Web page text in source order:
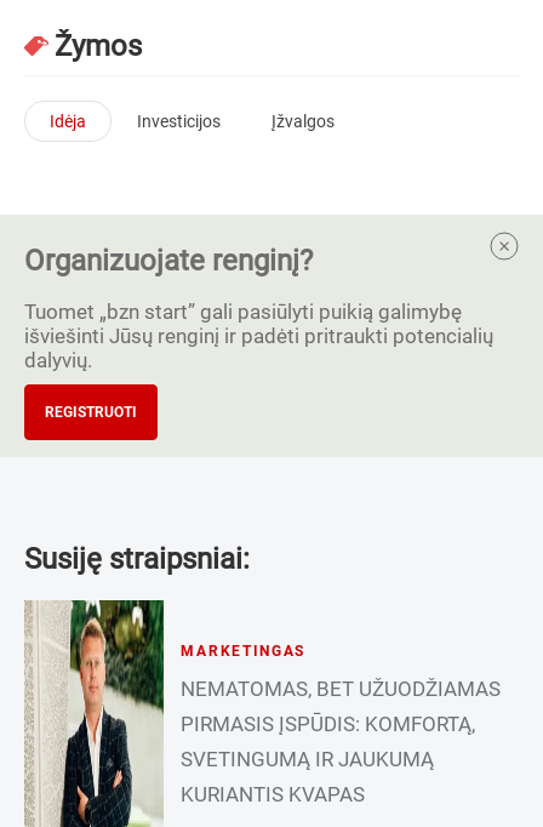
Žymos
Idėja Investicijos Įžvalgos
Organizuojate renginį?
Tuomet „bzn start” gali pasiūlyti puikią galimybę
išviešinti Jūsų renginį ir padėti pritraukti potencialių
dalyvių.
REGISTRUOTI
Susiję straipsniai:
MARKETINGAS
NEMATOMAS, BET UŽUODŽIAMAS
PIRMASIS ĮSPŪDIS: KOMFORTĄ,
SVETINGUMĄ IR JAUKUMĄ
KURIANTIS KVAPAS